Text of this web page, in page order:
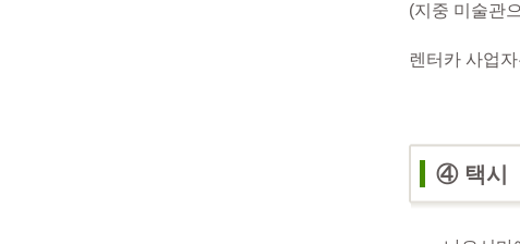
(지중 미술관
렌터카 사업
④ 택시